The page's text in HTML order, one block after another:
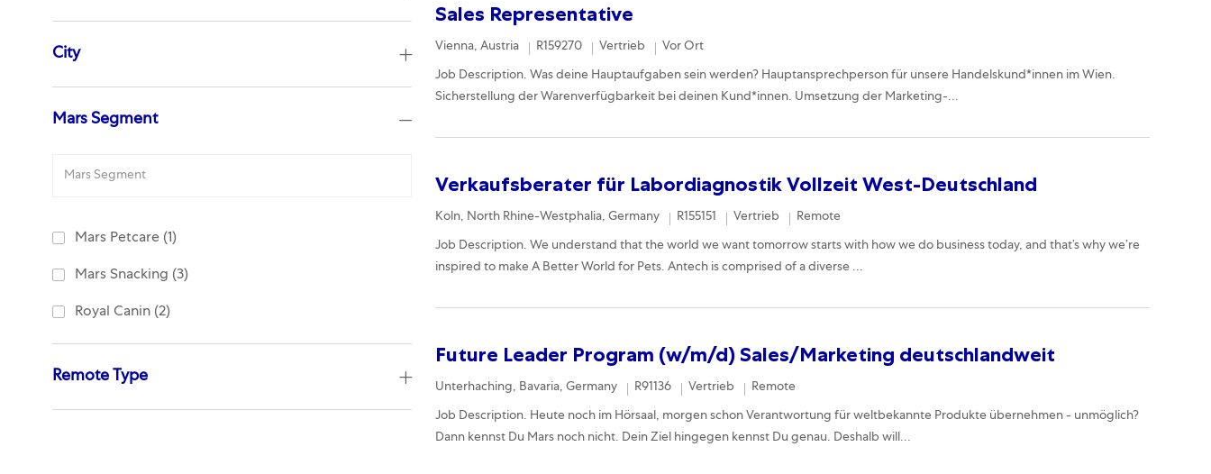
City
Mars Segment
Mars Segment
Mars Petcare (1)Job
Mars Snacking (3)Jobs
Royal Canin (2)Jobs
Remote Type
Sales Representative
Location
Vienna, Austria Required Id
R159270 Category
Vertrieb Remote
Vor Ort
Job Description. Was deine Hauptaufgaben sein werden? Hauptansprechperson für unsere Handelskund*innen im Wien.
Sicherstellung der Warenverfügbarkeit bei deinen Kund*innen. Umsetzung der Marketing-...
Verkaufsberater für Labordiagnostik Vollzeit West-Deutschland
Location
Koln, North Rhine-Westphalia, Germany Required Id
R155151 Category
Vertrieb Remote
Remote
Job Description. We understand that the world we want tomorrow starts with how we do business today, and that’s why we’re
inspired to make A Better World for Pets. Antech is comprised of a diverse ...
Future Leader Program (w/m/d) Sales/Marketing deutschlandweit
Location
Unterhaching, Bavaria, Germany Required Id
R91136 Category
Vertrieb Remote
Remote
Job Description. Heute noch im Hörsaal, morgen schon Verantwortung für weltbekannte Produkte übernehmen - unmöglich?
Dann kennst Du Mars noch nicht. Dein Ziel hingegen kennst Du genau. Deshalb will...